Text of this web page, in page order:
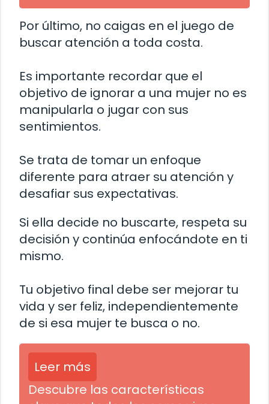
Por último, no caigas en el juego de
buscar atención a toda costa.
Es importante recordar que el
objetivo de ignorar a una mujer no es
manipularla o jugar con sus
sentimientos.
Se trata de tomar un enfoque
diferente para atraer su atención y
desafiar sus expectativas.
Si ella decide no buscarte, respeta su
decisión y continúa enfocándote en ti
mismo.
Tu objetivo final debe ser mejorar tu
vida y ser feliz, independientemente
de si esa mujer te busca o no.
Leer más
Descubre las características